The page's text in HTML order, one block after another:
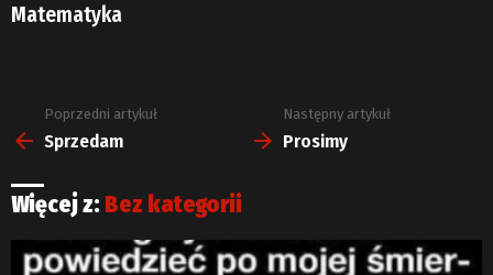
Matematyka
Zobacz
więcej
Poprzedni artykuł
Sprzedam
Następny artykuł
Prosimy
Więcej z: Bez kategorii